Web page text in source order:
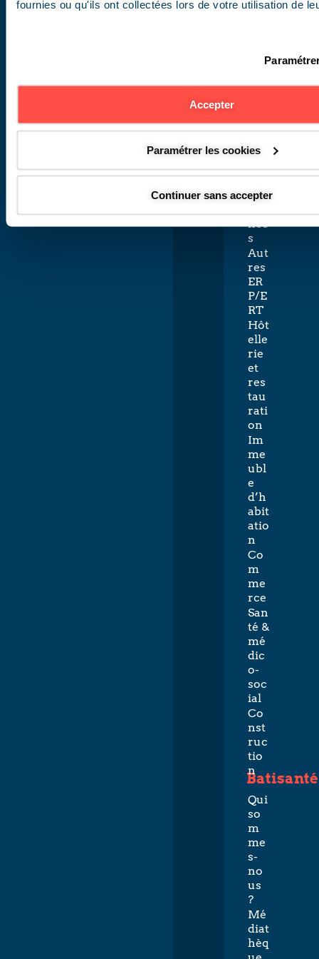
fournies ou qu'ils ont collectées lors de votre utilisation de
Accepter
Paramétrer les cookies
Continuer sans accepter
Bur
aux
rati
ban
que
s et
ass
nce
s
Aut
res
ER
P/E
RT
Hôt
elle
rie
et
res
tau
rati
on
Im
me
ubl
e
d’h
abit
atio
n
Co
m
me
rce
San
té &
mé
dic
o-
soc
ial
Co
nst
ruc
tio
n
Batisanté
Qui
so
m
me
s-
no
us
?
Mé
diat
hèq